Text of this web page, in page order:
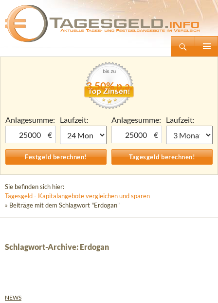
Tagesgeld.info – Tagesgeldkonten vergleichen und Tagesgeld-Zinsen berechnen
Zum
3,50% p.a.
Anlagesumme:
€
Laufzeit:
Anlagesumme:
€
Laufzeit:
Sie befinden sich hier:
Tagesgeld - Kapitalangebote vergleichen und sparen
» Beiträge mit dem Schlagwort "Erdogan"
Schlagwort-Archive: Erdogan
NEWS